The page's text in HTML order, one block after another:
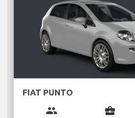
FIAT PUNTO
group business_center